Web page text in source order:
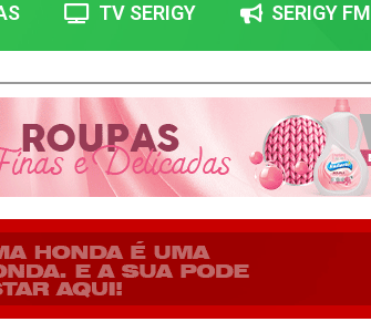
TV SERIGY SERIGY FM